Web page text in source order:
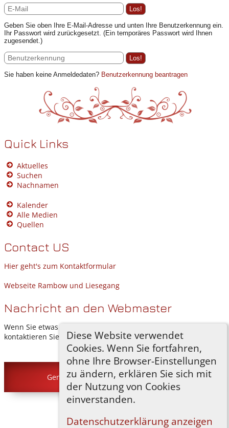
Diese Website verwendet
Cookies. Wenn Sie fortfahren,
ohne Ihre Browser-Einstellungen
zu ändern, erklären Sie sich mit
der Nutzung von Cookies
einverstanden.
Datenschutzerklärung anzeigen
Geben Sie oben Ihre E-Mail-Adresse und unten Ihre Benutzerkennung ein.
Ihr Passwort wird zurückgesetzt. (Ein temporäres Passwort wird Ihnen
zugesendet.)
Sie haben keine Anmeldedaten? Benutzerkennung beantragen
Quick Links
Aktuelles
Suchen
Nachnamen
Kalender
Alle Medien
Quellen
Contact US
Hier geht's zum Kontaktformular
Webseite Rambow und Liesegang
Nachricht an den Webmaster
Wenn Sie etwas hinzufügen möchten oder Fragen haben,
kontaktieren Sie mich bitte.
Genealogiedatenbank Rambow ©2026
Zur Desktop-Webseite wechseln